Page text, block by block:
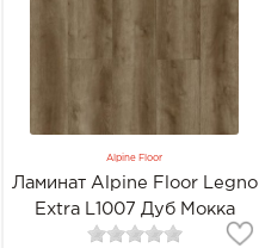
Alpine Floor
Ламинат Alpine Floor Legno
Extra L1007 Дуб Мокка